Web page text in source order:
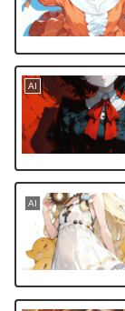
AI
AI